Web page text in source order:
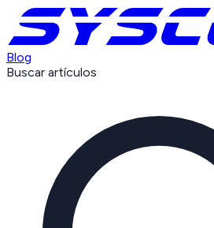
Blog
Buscar artículos